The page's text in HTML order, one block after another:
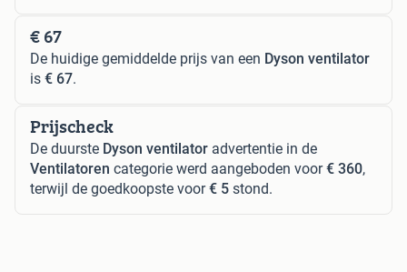
€ 67
De huidige gemiddelde prijs van een Dyson ventilator
is € 67.
Prijscheck
De duurste Dyson ventilator advertentie in de
Ventilatoren categorie werd aangeboden voor€ 360,
terwijl de goedkoopste voor€ 5 stond.